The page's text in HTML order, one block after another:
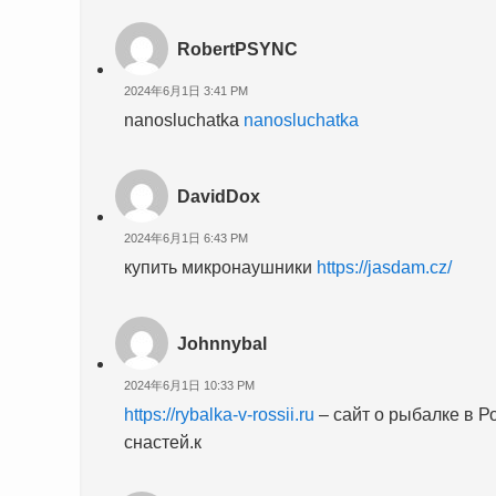
RobertPSYNC
2024年6月1日 3:41 PM
nanosluchatka nanosluchatka
DavidDox
2024年6月1日 6:43 PM
купить микронаушники https://jasdam.cz/
Johnnybal
2024年6月1日 10:33 PM
https://rybalka-v-rossii.ru – сайт о рыбалке в
снастей.к